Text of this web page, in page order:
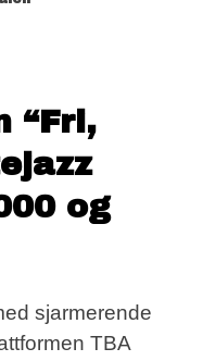
“Fri,
og
sjarmerende
TBA